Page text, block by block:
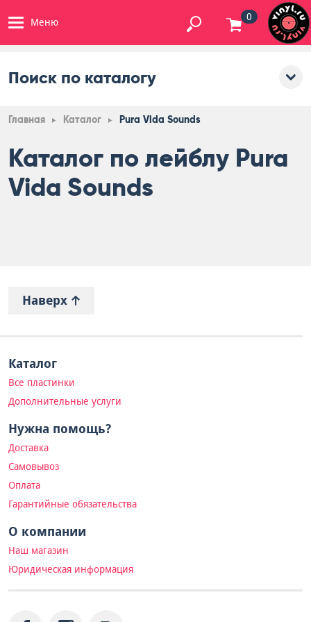
Меню 0
Поиск по каталогу
Главная Каталог Pura Vida Sounds
Каталог по лейблу Pura
Vida Sounds
Наверх
Каталог
Все пластинки
Дополнительные услуги
Нужна помощь?
Доставка
Самовывоз
Оплата
Гарантийные обязательства
О компании
Наш магазин
Юридическая информация